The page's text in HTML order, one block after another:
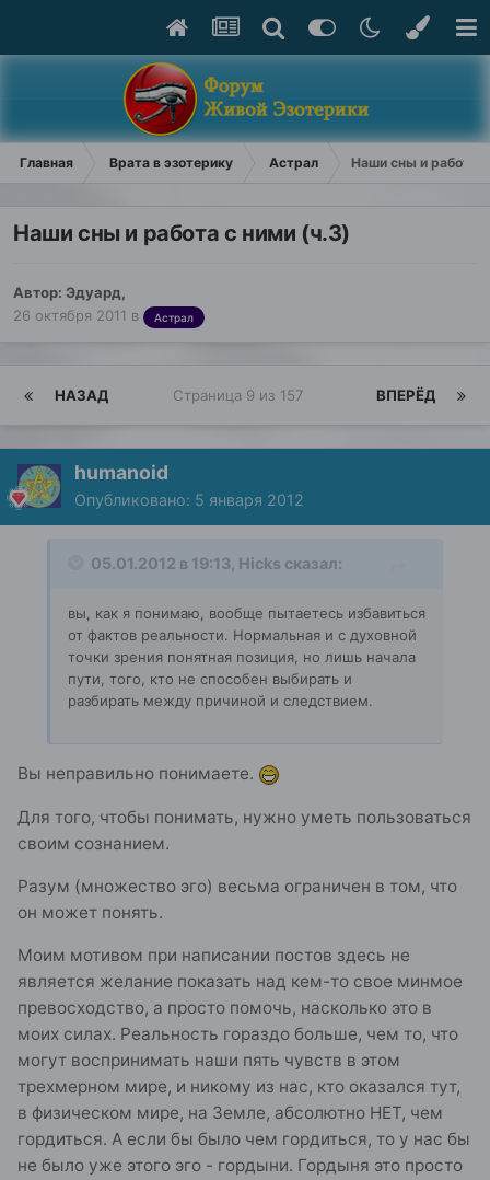
Главная Врата в эзотерику Астрал Наши сны и работа
Наши сны и работа с ними (ч.3)
Автор: Эдуард,
26 октября 2011 в Астрал
НАЗАД ВПЕРЁД
Страница 9 из 157
humanoid
Опубликовано: 5 января 2012
05.01.2012 в 19:13, Hicks сказал:
вы, как я понимаю, вообще пытаетесь избавиться
от фактов реальности. Нормальная и с духовной
точки зрения понятная позиция, но лишь начала
пути, того, кто не способен выбирать и
разбирать между причиной и следствием.
Вы неправильно понимаете.
Для того, чтобы понимать, нужно уметь пользоваться
своим сознанием.
Разум (множество эго) весьма ограничен в том, что
он может понять.
Моим мотивом при написании постов здесь не
является желание показать над кем-то свое минмое
превосходство, а просто помочь, насколько это в
моих силах. Реальность гораздо больше, чем то, что
могут воспринимать наши пять чувств в этом
трехмерном мире, и никому из нас, кто оказался тут,
в физическом мире, на Земле, абсолютно НЕТ, чем
гордиться. А если бы было чем гордиться, то у нас бы
не было уже этого эго - гордыни. Гордыня это просто